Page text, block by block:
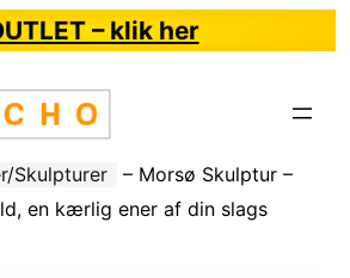
– klik her
Skulpturer – Morsø Skulptur –
en kærlig ener af din slags